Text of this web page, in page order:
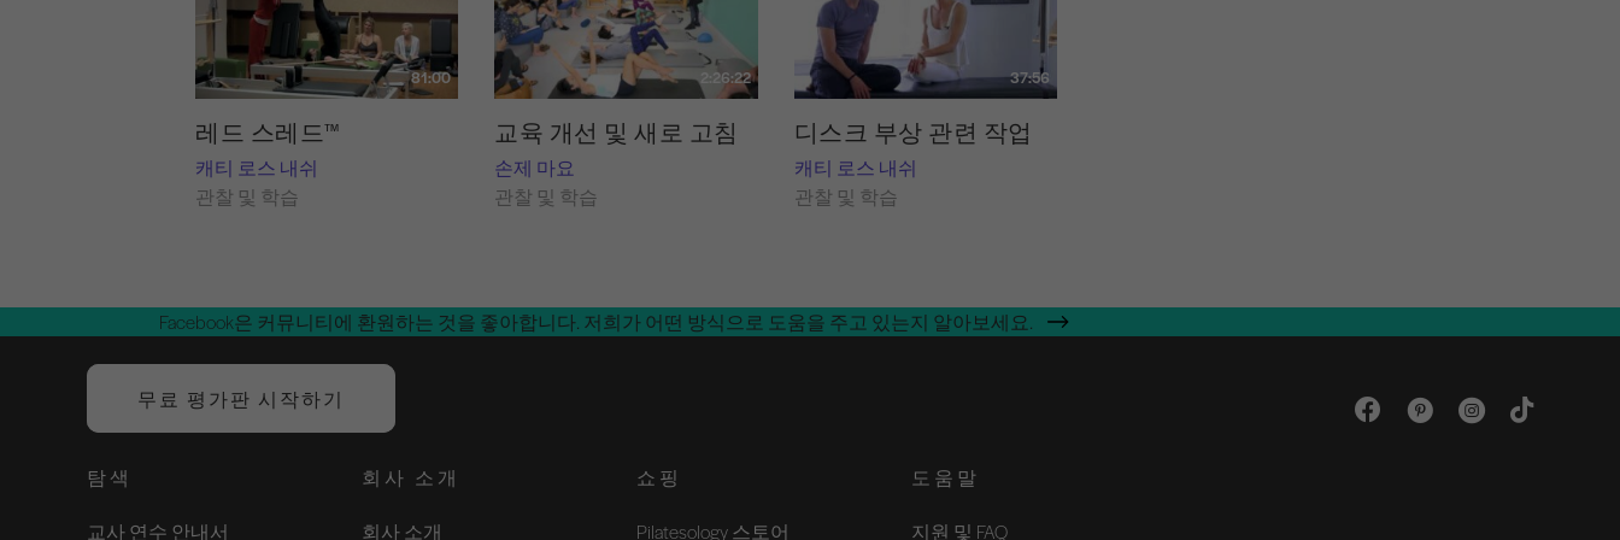
81:00
레드 스레드™
캐티 로스 내쉬
관찰 및 학습
2:26:22
교육 개선 및 새로 고침
손제 마요
관찰 및 학습
37:56
디스크 부상 관련 작업
캐티 로스 내쉬
관찰 및 학습
Facebook은 커뮤니티에 환원하는 것을 좋아합니다. 저희가 어떤 방식으로 도움을 주고 있는지 알아보세요.
무료 평가판 시작하기
탐색
교사 연수 안내서
회사 소개
회사 소개
쇼핑
Pilatesology 스토어
도움말
지원 및 FAQ